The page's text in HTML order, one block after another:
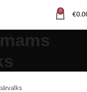
0
€